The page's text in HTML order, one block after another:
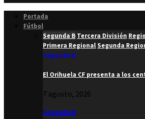
Portada
Fútbol
Segunda B Tercera División
Primera RegionalSegunda
Segunda B
El Orihuela CF presenta a los
7 agosto, 2026
Segunda B